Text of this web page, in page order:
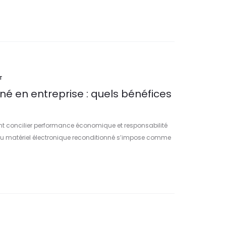
en entreprise : quels bénéfices
concilier performance économique et responsabilité
matériel électronique reconditionné s’impose comme